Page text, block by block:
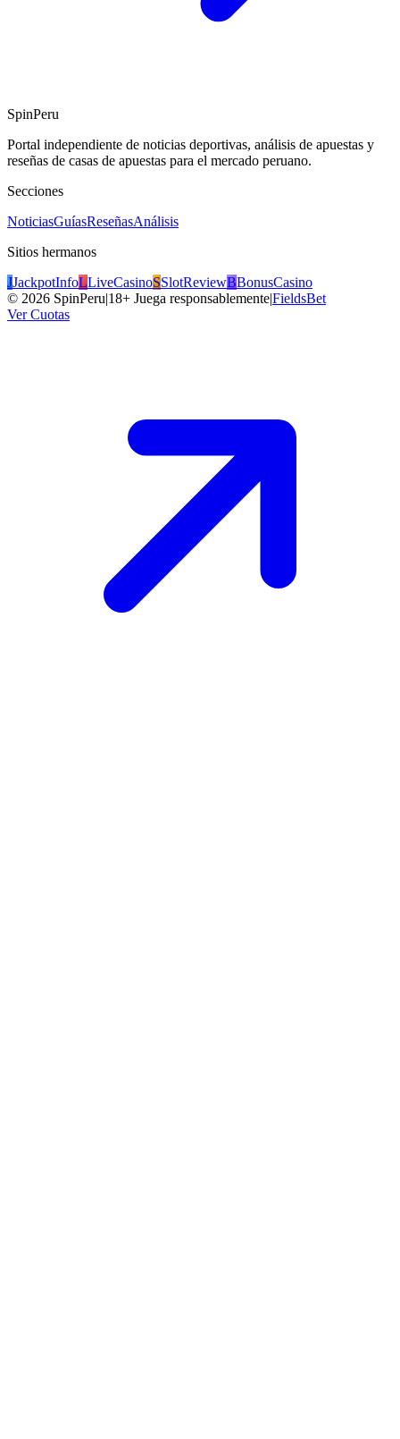
SpinPeru
Portal independiente de noticias deportivas, análisis de apuestas y
reseñas de casas de apuestas para el mercado peruano.
Secciones
NoticiasGuíasReseñasAnálisis
Sitios hermanos
JJackpotInfoLLiveCasinoSSlotReviewBBonusCasino
© 2026 SpinPeru|18+ Juega responsablemente|FieldsBet
Ver Cuotas